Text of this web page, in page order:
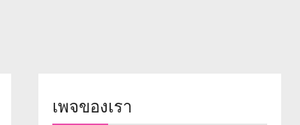
เพจของเรา